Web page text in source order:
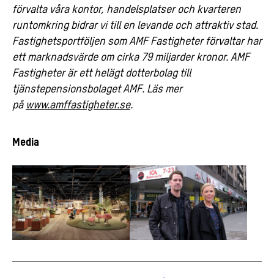
förvalta våra kontor, handelsplatser och kvarteren
runtomkring bidrar vi till en levande och attraktiv stad.
Fastighetsportföljen som AMF Fastigheter förvaltar har
ett marknadsvärde om cirka 79 miljarder kronor. AMF
Fastigheter är ett helägt dotterbolag till
tjänstepensionsbolaget AMF. Läs mer
på www.amffastigheter.se.
Media